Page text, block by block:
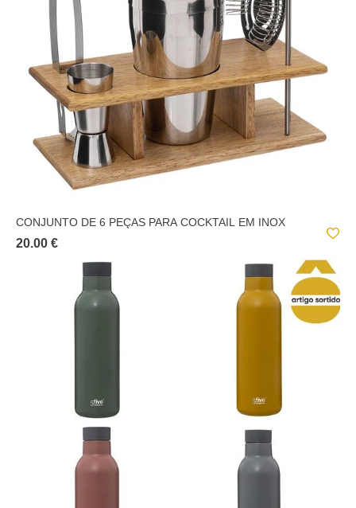
CONJUNTO DE 6 PEÇAS PARA COCKTAIL EM INOX
20.00 €